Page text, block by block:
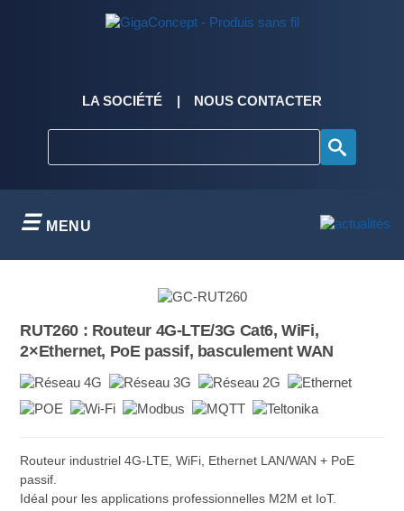
LA SOCIÉTÉ NOUS CONTACTER
MENU
RUT260 : Routeur 4G-LTE/3G Cat6, WiFi,
2×Ethernet, PoE passif, basculement WAN
Routeur industriel 4G-LTE, WiFi, Ethernet LAN/WAN + PoE
passif.
Idéal pour les applications professionnelles M2M et IoT.